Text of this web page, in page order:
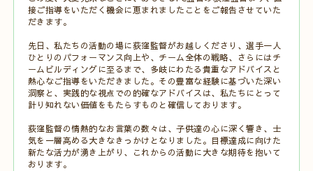
接ご指導をいただく機会に恵まれましたことをご報告させていた
だきます。
先日、私たちの活動の場に荻窪監督がお越しくださり、選手一人
ひとりのパフォーマンス向上や、チーム全体の戦略、さらにはチ
ームビルディングに至るまで、多岐にわたる貴重なアドバイスと
熱心なご指導をいただきました。その豊富な経験に基づいた深い
洞察と、実践的な視点での的確なアドバイスは、私たちにとって
計り知れない価値をもたらすものと確信しております。
荻窪監督の情熱的なお言葉の数々は、子供達の心に深く響き、士
気を一層高める大きなきっかけとなりました。目標達成に向けた
新たな活力が湧き上がり、これからの活動に大きな期待を抱いて
おります。